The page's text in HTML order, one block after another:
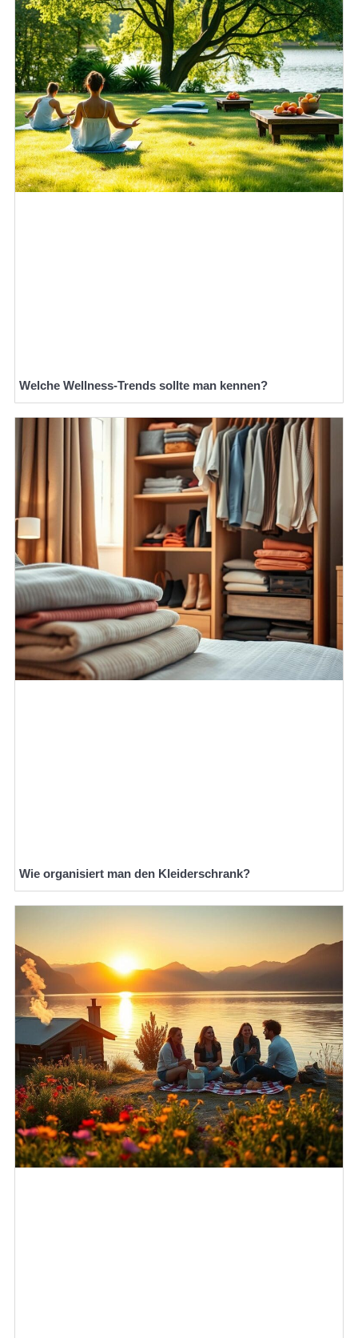
Welche Wellness-Trends sollte man kennen?
Wie organisiert man den Kleiderschrank?